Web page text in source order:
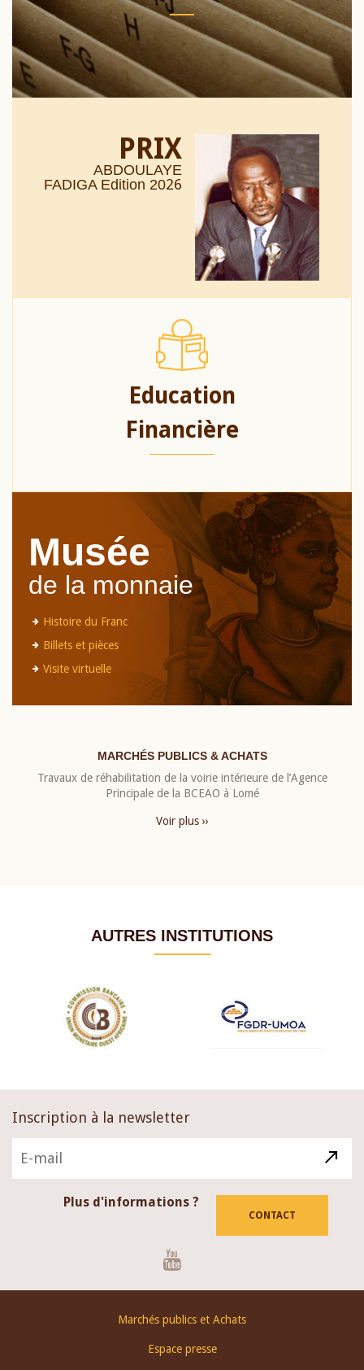
PRIX
ABDOULAYE
FADIGA Edition 2026
Education
Financière
Musée
de la monnaie
Histoire du Franc
Billets et pièces
Visite virtuelle
MARCHÉS PUBLICS & ACHATS
Travaux de réhabilitation de la voirie intérieure de l’Agence
Principale de la BCEAO à Lomé
Voir plus ››
AUTRES INSTITUTIONS
Inscription à la newsletter
Plus d'informations ?
CONTACT
Marchés publics et Achats
Espace presse